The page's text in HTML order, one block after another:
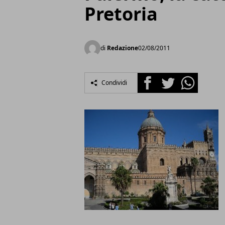
Pretoria
di Redazione02/08/2011
Condividi FacebookTwitterWhatsapp